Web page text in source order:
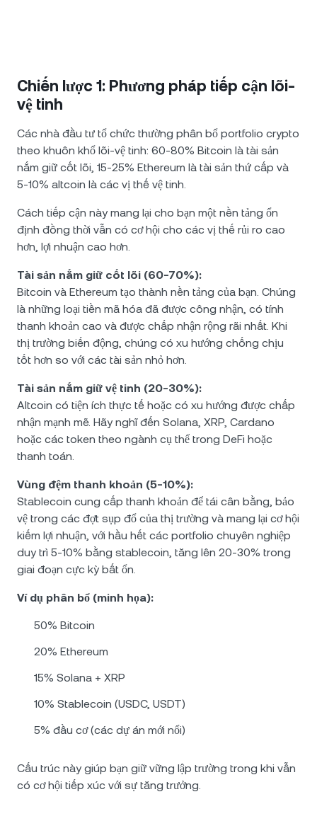
Chiến lược 1: Phương pháp tiếp cận lõi-
vệ tinh
Các nhà đầu tư tổ chức thường phân bổ portfolio crypto
theo khuôn khổ lõi-vệ tinh: 60-80% Bitcoin là tài sản
nắm giữ cốt lõi, 15-25% Ethereum là tài sản thứ cấp và
5-10% altcoin là các vị thế vệ tinh.
Cách tiếp cận này mang lại cho bạn một nền tảng ổn
định đồng thời vẫn có cơ hội cho các vị thế rủi ro cao
hơn, lợi nhuận cao hơn.
Tài sản nắm giữ cốt lõi (60-70%):
Bitcoin và Ethereum tạo thành nền tảng của bạn. Chúng
là những loại tiền mã hóa đã được công nhận, có tính
thanh khoản cao và được chấp nhận rộng rãi nhất. Khi
thị trường biến động, chúng có xu hướng chống chịu
tốt hơn so với các tài sản nhỏ hơn.
Tài sản nắm giữ vệ tinh (20-30%):
Altcoin có tiện ích thực tế hoặc có xu hướng được chấp
nhận mạnh mẽ. Hãy nghĩ đến Solana, XRP, Cardano
hoặc các token theo ngành cụ thể trong DeFi hoặc
thanh toán.
Vùng đệm thanh khoản (5-10%):
Stablecoin cung cấp thanh khoản để tái cân bằng, bảo
vệ trong các đợt sụp đổ của thị trường và mang lại cơ hội
kiếm lợi nhuận, với hầu hết các portfolio chuyên nghiệp
duy trì 5-10% bằng stablecoin, tăng lên 20-30% trong
giai đoạn cực kỳ bất ổn.
Ví dụ phân bổ (minh họa):
50% Bitcoin
20% Ethereum
15% Solana + XRP
10% Stablecoin (USDC, USDT)
5% đầu cơ (các dự án mới nổi)
Cấu trúc này giúp bạn giữ vững lập trường trong khi vẫn
có cơ hội tiếp xúc với sự tăng trưởng.